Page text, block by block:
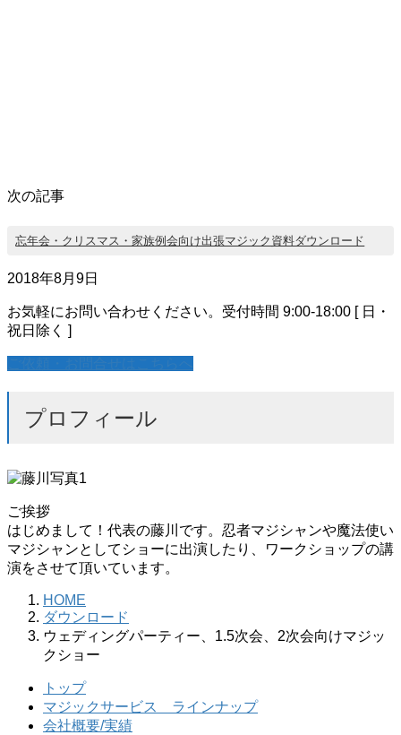
次の記事
忘年会・クリスマス・家族例会向け出張マジック資料ダウンロード
2018年8月9日
お気軽にお問い合わせください。 受付時間 9:00-18:00 [ 日・
祝日除く ]
プロフィール
ご挨拶
はじめまして！代表の藤川です。忍者マジシャンや魔法使い
マジシャンとしてショーに出演したり、ワークショップの講
演をさせて頂いています。
HOME
ダウンロード
ウェディングパーティー、1.5次会、2次会向けマジッ
クショー
トップ
マジックサービス ラインナップ
会社概要/実績